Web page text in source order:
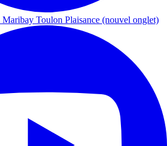
Maribay Toulon Plaisance (nouvel onglet)